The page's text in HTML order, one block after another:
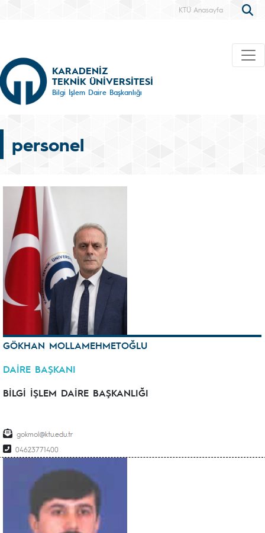
KTÜ Anasayfa
KARADENİZ
TEKNİK ÜNİVERSİTESİ
Bilgi İşlem Daire Başkanlığı
personel
GÖKHAN MOLLAMEHMETOĞLU
DAİRE BAŞKANI
BİLGİ İŞLEM DAİRE BAŞKANLIĞI
gokmol
04623771400